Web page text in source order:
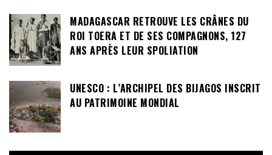
MADAGASCAR RETROUVE LES CRÂNES DU
ROI TOERA ET DE SES COMPAGNONS, 127
ANS APRÈS LEUR SPOLIATION
UNESCO : L’ARCHIPEL DES BIJAGOS INSCRIT
AU PATRIMOINE MONDIAL